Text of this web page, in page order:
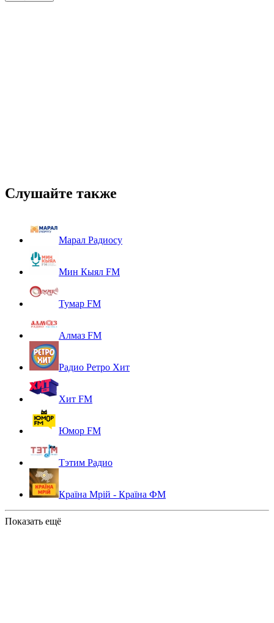
Слушайте также
Марал Радиосу
Мин Кыял FM
Тумар FM
Алмаз FM
Радио Ретро Хит
Хит FM
Юмор FM
Тэтим Радио
Країна Мрій - Країна ФМ
Показать ещё